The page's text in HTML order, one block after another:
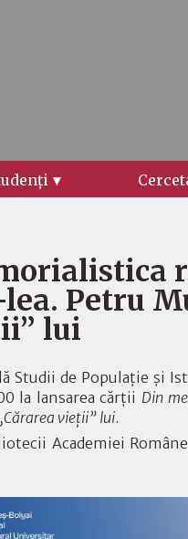
Petru
lui
Studii de Populație și
la lansarea cărții Din
vieții” lui.
Academiei